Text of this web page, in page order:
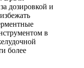
дозировкой и
в
более